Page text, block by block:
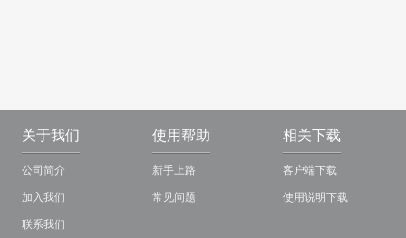
关于我们
公司简介
加入我们
联系我们
使用帮助
新手上路
常见问题
相关下载
客户端下载
使用说明下载